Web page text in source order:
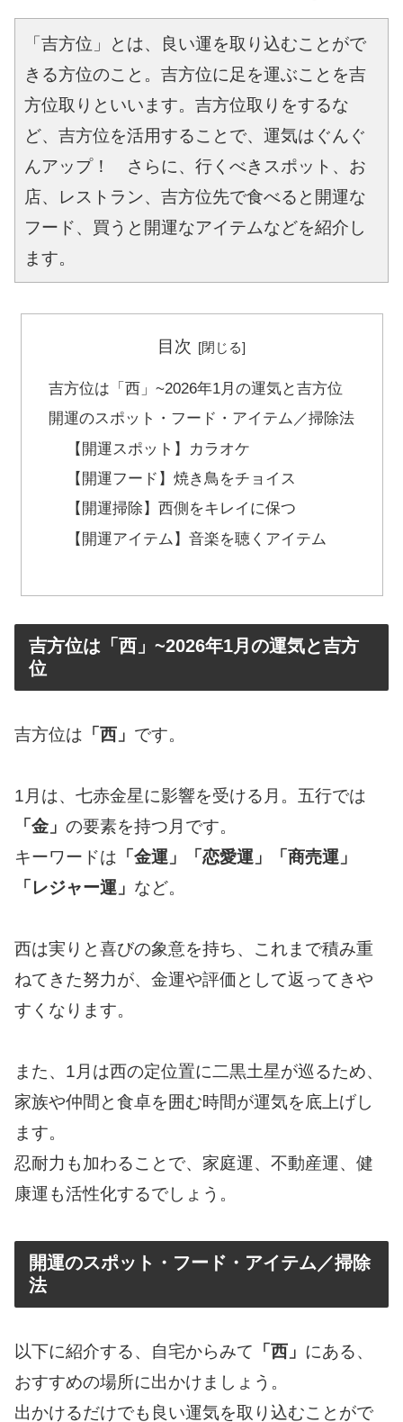
「吉方位」とは、良い運を取り込むことがで
きる方位のこと。吉方位に足を運ぶことを吉
方位取りといいます。吉方位取りをするな
ど、吉方位を活用することで、運気はぐんぐ
んアップ！　さらに、行くべきスポット、お
店、レストラン、吉方位先で食べると開運な
フード、買うと開運なアイテムなどを紹介し
ます。
目次
吉方位は「西」~2026年1月の運気と吉方位
開運のスポット・フード・アイテム／掃除法
【開運スポット】カラオケ
【開運フード】焼き鳥をチョイス
【開運掃除】西側をキレイに保つ
【開運アイテム】音楽を聴くアイテム
吉方位は「西」~2026年1月の運気と吉方
位
吉方位は 「西」 です。
1月は、七赤金星に影響を受ける月。五行では
「金」 の要素を持つ月です。
キーワードは 「金運」「恋愛運」「商売運」
「レジャー運」 など。
西は実りと喜びの象意を持ち、これまで積み重
ねてきた努力が、金運や評価として返ってきや
すくなります。
また、1月は西の定位置に二黒土星が巡るため、
家族や仲間と食卓を囲む時間が運気を底上げし
ます。
忍耐力も加わることで、家庭運、不動産運、健
康運も活性化するでしょう。
開運のスポット・フード・アイテム／掃除
法
以下に紹介する、自宅からみて 「西」 にある、
おすすめの場所に出かけましょう。
出かけるだけでも良い運気を取り込むことがで